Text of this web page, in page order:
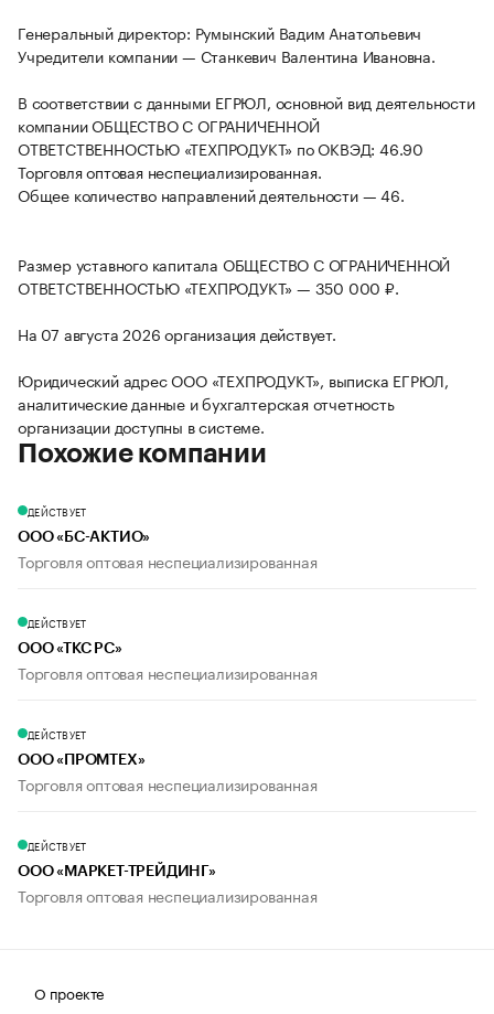
Генеральный директор: Румынский Вадим Анатольевич
Учредители компании — Станкевич Валентина Ивановна.
В соответствии с данными ЕГРЮЛ, основной вид деятельности
компании ОБЩЕСТВО С ОГРАНИЧЕННОЙ
ОТВЕТСТВЕННОСТЬЮ «ТЕХПРОДУКТ» по ОКВЭД: 46.90
Торговля оптовая неспециализированная.
Общее количество направлений деятельности — 46.
Размер уставного капитала ОБЩЕСТВО С ОГРАНИЧЕННОЙ
ОТВЕТСТВЕННОСТЬЮ «ТЕХПРОДУКТ» — 350 000 ₽.
На 07 августа 2026 организация действует.
Юридический адрес ООО «ТЕХПРОДУКТ», выписка ЕГРЮЛ,
аналитические данные и бухгалтерская отчетность
организации доступны в системе.
Похожие компании
ДЕЙСТВУЕТ
ООО «БС-АКТИО»
Торговля оптовая неспециализированная
ДЕЙСТВУЕТ
ООО «ТКС РС»
Торговля оптовая неспециализированная
ДЕЙСТВУЕТ
ООО «ПРОМТЕХ»
Торговля оптовая неспециализированная
ДЕЙСТВУЕТ
ООО «МАРКЕТ-ТРЕЙДИНГ»
Торговля оптовая неспециализированная
О проекте